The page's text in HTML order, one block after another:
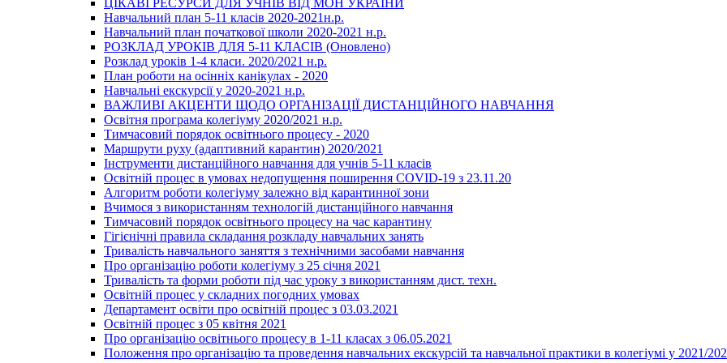
ЦІКАВІ РЕСУРСИ ДЛЯ УЧНІВ ВІД МОН УКРАЇНИ
Навчальний план 5-11 класів 2020-2021н.р.
Навчальний план початкової школи 2020-2021 н.р.
РОЗКЛАД УРОКІВ ДЛЯ 5-11 КЛАСІВ (Оновлено)
Розклад уроків 1-4 класи. 2020/2021 н.р.
План роботи на осінніх канікулах - 2020
Навчальні екскурсії у 2020-2021 н.р.
ВАЖЛИВІ АКЦЕНТИ ЩОДО ОРГАНІЗАЦІЇ ДИСТАНЦІЙНОГО НАВЧАННЯ
Освітня програма колегіуму 2020/2021 н.р.
Тимчасовий порядок освітнього процесу - 2020
Маршрути руху (адаптивний карантин) 2020/2021
Інструменти дистанційного навчання для учнів 5-11 класів
Освітній процес в умовах недопущення поширення COVID-19 з 23.11.20
Алгоритм роботи колегіуму залежно від карантинної зони
Вчимося з використанням технологій дистанційного навчання
Тимчасовий порядок освітнього процесу на час карантину
Гігієнічні правила складання розкладу навчальних занять
Тривалість навчального заняття з технічними засобами навчання
Про організацію роботи колегіуму з 25 січня 2021
Тривалість та форми роботи під час уроку з використанням дист. техн.
Освітній процес у складних погодних умовах
Департамент освіти про освітній процес з 03.03.2021
Освітній процес з 05 квітня 2021
Про організацію освітнього процесу в 1-11 класах з 06.05.2021
Положення про організацію та проведення навчальних екскурсій та навчальної практики в колегіумі у 2021/